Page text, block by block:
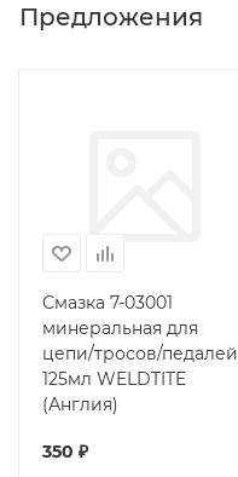
Предложения
Смазка 7-03001
минеральная для
цепи/тросов/педалей
125мл WELDTITE
(Англия)
350 ₽